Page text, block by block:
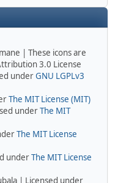
| These icons are
3.0 License
underGNU LGPLv3
The MIT License (MIT)
underThe MIT
The MIT License
underThe MIT License
| Licensed under